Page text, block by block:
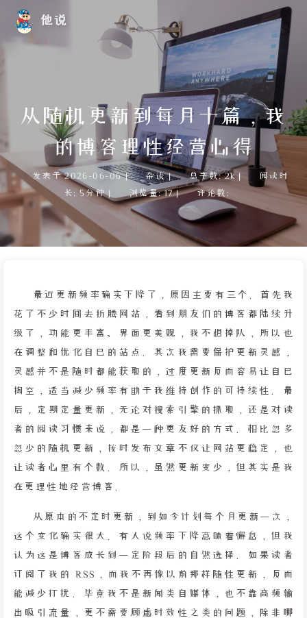
他说
从随机更新到每月十篇，我
的博客理性经营心得
发表于 2026-06-06 | 杂谈 | 总字数: 2k |
阅读时
长: 5分钟 | 浏览量: 17 | 评论数:
最近更新频率确实下降了，原因主要有三个。首先我
花了不少时间去折腾网站，看到朋友们的博客都陆续升
级了，功能更丰富、界面更美观，我不想掉队，所以也
在调整和优化自己的站点。其次我需要保护更新灵感，
灵感并不是随时都能获取的，过度更新反而容易让自己
掏空，适当减少频率有助于我维持创作的可持续性。最
后，定期定量更新，无论对搜索引擎的抓取，还是对读
者的阅读习惯来说，都是一种更友好的方式。相比忽多
忽少的随机更新，按时发布文章不仅让网站更稳定，也
让读者心里有个数。所以，虽然更新变少，但其实是我
在更理性地经营博客。
从原本的不定时更新，到如今计划每个月更新一次，
这个变化确实很大。有人说频率下降意味着懈怠，但我
认为这是博客成长到一定阶段后的自然选择。如果读者
订阅了我的 RSS，而我不再像以前那样随性更新，反而
能减少打扰。毕竟我不是新闻类自媒体，也不靠高频输
出吸引流量，更不需要顾虑时效性之类的问题，除非哪